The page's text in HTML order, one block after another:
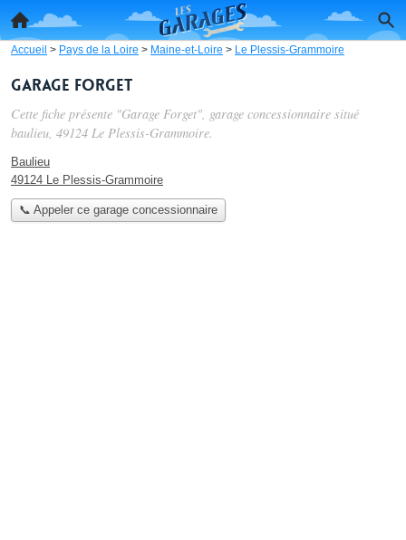
Accueil > Pays de la Loire > Maine-et-Loire > Le Plessis-Grammoire
Garage Forget
Cette fiche présente "Garage Forget", garage concessionnaire situé
baulieu, 49124 Le Plessis-Grammoire.
Baulieu
49124 Le Plessis-Grammoire
📞 Appeler ce garage concessionnaire